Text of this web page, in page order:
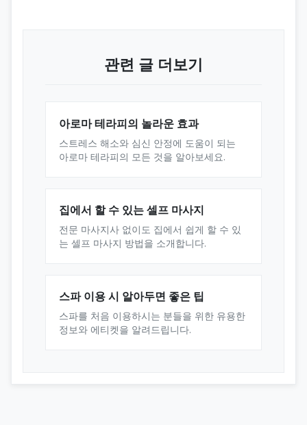
관련 글 더보기
아로마 테라피의 놀라운 효과
스트레스 해소와 심신 안정에 도움이 되는
아로마 테라피의 모든 것을 알아보세요.
집에서 할 수 있는 셀프 마사지
전문 마사지사 없이도 집에서 쉽게 할 수 있
는 셀프 마사지 방법을 소개합니다.
스파 이용 시 알아두면 좋은 팁
스파를 처음 이용하시는 분들을 위한 유용한
정보와 에티켓을 알려드립니다.